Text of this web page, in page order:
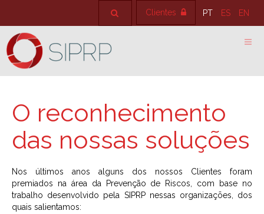
PT ES EN
Clientes
O reconhecimento
das nossas soluções
Nos últimos anos alguns dos nossos Clientes foram
premiados na área da Prevenção de Riscos, com base no
trabalho desenvolvido pela SIPRP nessas organizações, dos
quais salientamos: